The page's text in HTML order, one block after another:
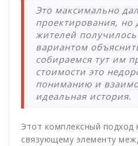
Это максимально
проектирования, но
жителей
вариантом
собираемся тут им
стоимости это
пониманию и
идеальная история.
Этот комплексный подход
связующему элементу